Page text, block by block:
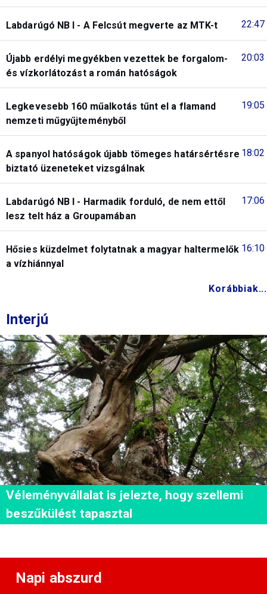
22:47
Labdarúgó NB I - A Felcsút megverte az MTK-t
20:03
Újabb erdélyi megyékben vezettek be forgalom-
és vízkorlátozást a román hatóságok
19:05
Legkevesebb 160 műalkotás tűnt el a flamand
nemzeti műgyűjteményből
18:02
A spanyol hatóságok újabb tömeges határsértésre
biztató üzeneteket vizsgálnak
17:06
Labdarúgó NB I - Harmadik forduló, de nem ettől
lesz telt ház a Groupamában
16:10
Hősies küzdelmet folytatnak a magyar haltermelők
a vízhiánnyal
Korábbiak...
Interjú
Véleményvállalat is jelezte, hogy szellemi
beszűkülést tapasztal
Napi abszurd